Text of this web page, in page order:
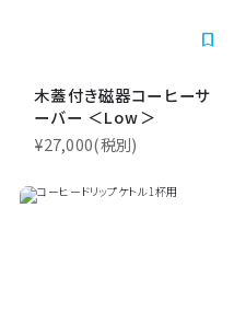
bookmark_border
木蓋付き磁器コーヒーサ
ーバー ＜Low＞
¥27,000(税別)